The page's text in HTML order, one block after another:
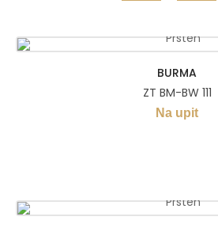
BURMA
ZT BM-BW 111
Na upit